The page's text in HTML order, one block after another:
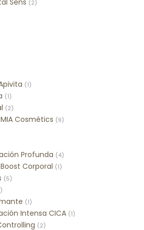
Sens (2)
(1)
(1)
(2)
Cosmétics (9)
Profunda (4)
Corporal (1)
(5)
(1)
Intensa CICA (1)
(2)